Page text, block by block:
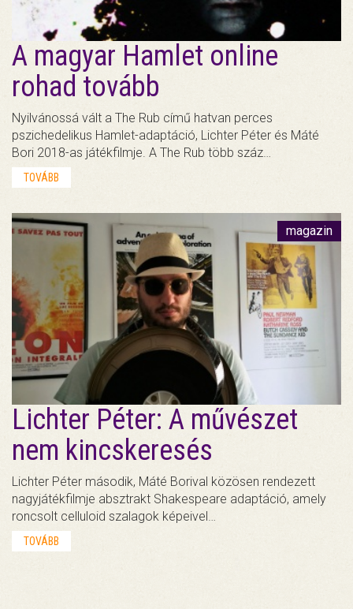
A magyar Hamlet online
rohad tovább
Nyilvánossá vált a The Rub című hatvan perces
pszichedelikus Hamlet-adaptáció, Lichter Péter és Máté
Bori 2018-as játékfilmje. A The Rub több száz…
TOVÁBB
magazin
Lichter Péter: A művészet
nem kincskeresés
Lichter Péter második, Máté Borival közösen rendezett
nagyjátékfilmje absztrakt Shakespeare adaptáció, amely
roncsolt celluloid szalagok képeivel…
TOVÁBB